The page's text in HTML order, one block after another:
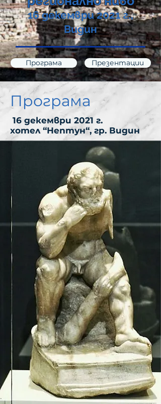
16 декември 2021 г.,
Видин
Програма Презентации
Галерия снимки
Програма
16 декември 2021 г.
хотел “Нептун“, гр. Видин